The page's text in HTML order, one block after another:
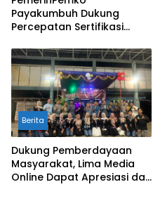
Payakumbuh Dukung
Percepatan Sertifikasi
Berita
Dukung Pemberdayaan
Masyarakat, Lima Media
Online Dapat Apresiasi dari